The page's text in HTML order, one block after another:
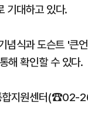
기대하고 있다.
념식과 도슨트 '큰
해 확인할 수 있다.
합지원센터(☎02-